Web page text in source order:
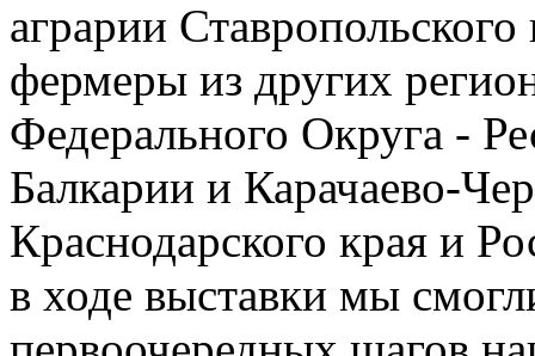
аграрии
фермеры из других
Федерального Округа -
Балкарии и Карачаево-
Краснодарского края и
в ходе выставки мы